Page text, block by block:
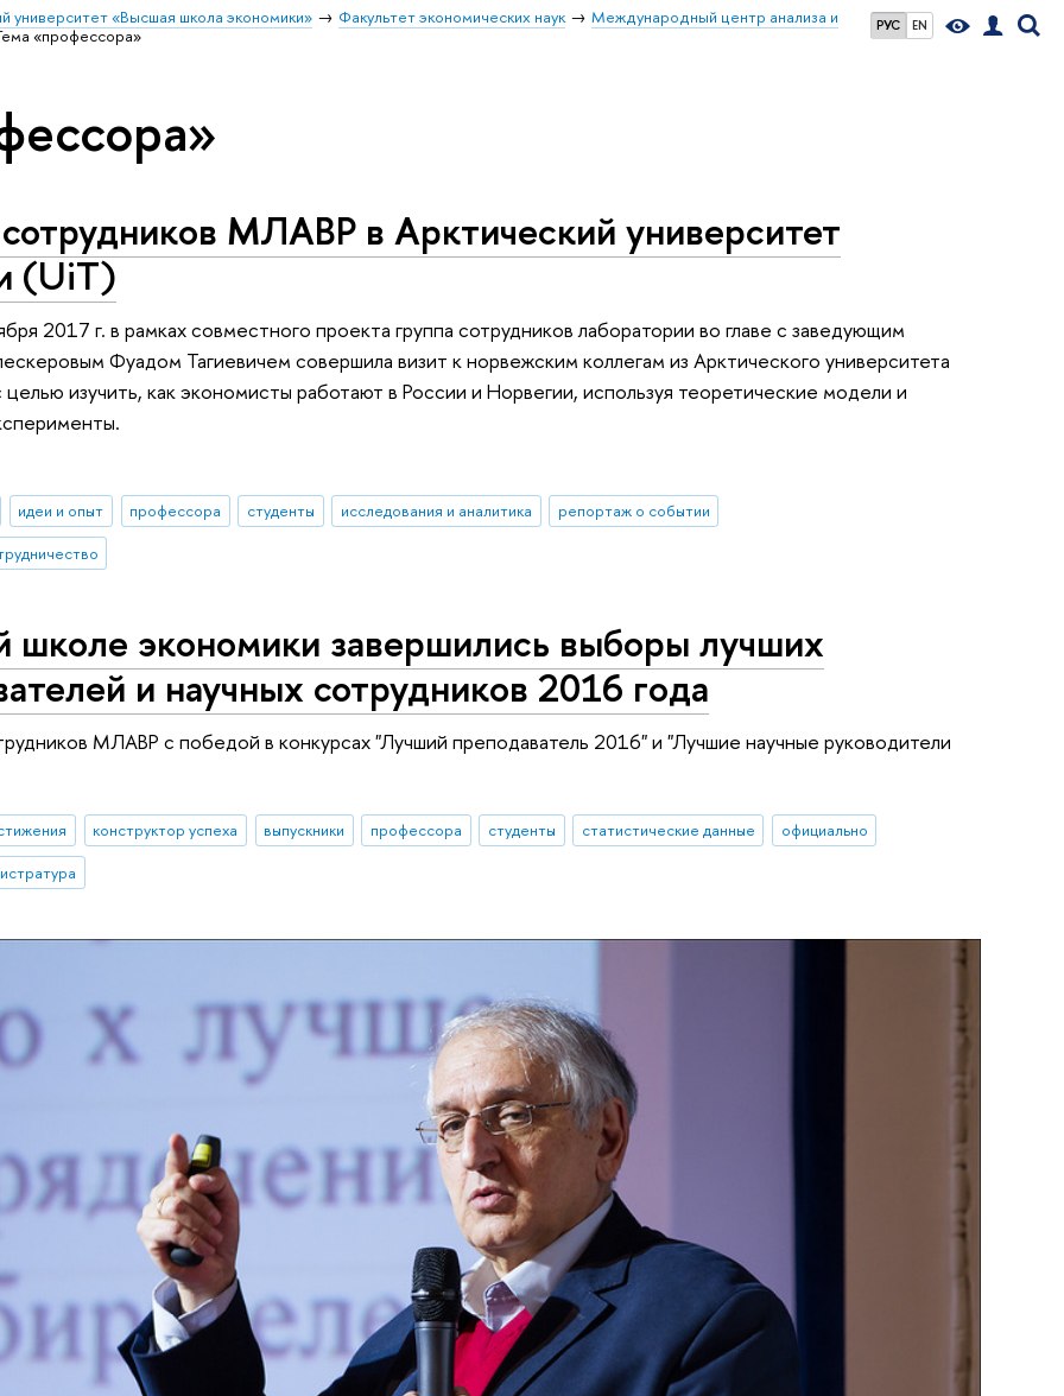
РУС EN
университет «Высшая школа экономики» Факультет экономических наук
Международный центр анализа и
«профессора»
МЛАВР в Арктический университет
(UiT)
2017 г. в рамках совместного проекта группа сотрудников лаборатории во главе с заведующим
Фуадом Тагиевичем совершила визит к норвежским коллегам из Арктического университета
изучить, как экономисты работают в России и Норвегии, используя теоретические модели и
идеи и опыт профессора студенты исследования и аналитика
репортаж о событии
школе экономики завершились выборы лучших
и научных сотрудников 2016 года
МЛАВР с победой в конкурсах "Лучший преподаватель 2016" и "Лучшие научные руководители
конструктор успеха выпускники профессора студенты статистические данные
официально